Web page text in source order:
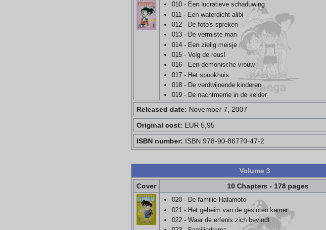
010 - Een lucratieve schaduwing
011 - Een waterdicht alibi
012 - De foto's spreken
013 - De vermiste man
014 - Een zielig meisje
015 - Volg de reus!
016 - Een demonische vrouw
017 - Het spookhuis
018 - De verdwijnende kinderen
019 - De nachtmerrie in de kelder
Released date: November 7, 2007
Original cost: EUR 5,95
ISBN number: ISBN 978-90-86770-47-2
Volume 3
Cover
10 Chapters - 178 pages
020 - De familie Hatamoto
021 - Het geheim van de gesloten kamer
022 - Waar de erfenis zich bevindt